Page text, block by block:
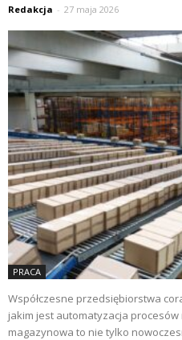
Redakcja - 27 maja 2026
PRACA
Współczesne przedsiębiorstwa
jakim jest automatyzacja
magazynowa to nie tylko